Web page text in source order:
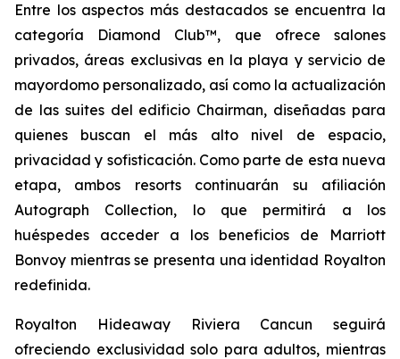
Entre los aspectos más destacados se encuentra la
categoría Diamond Club™, que ofrece salones
privados, áreas exclusivas en la playa y servicio de
mayordomo personalizado, así como la actualización
de las suites del edificio Chairman, diseñadas para
quienes buscan el más alto nivel de espacio,
privacidad y sofisticación. Como parte de esta nueva
etapa, ambos resorts continuarán su afiliación
Autograph Collection, lo que permitirá a los
huéspedes acceder a los beneficios de Marriott
Bonvoy mientras se presenta una identidad Royalton
redefinida.
Royalton Hideaway Riviera Cancun seguirá
ofreciendo exclusividad solo para adultos, mientras